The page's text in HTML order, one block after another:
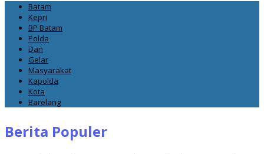
Batam
Kepri
BP Batam
Polda
Dan
Gelar
Masyarakat
Kapolda
Kota
Barelang
Berita Populer